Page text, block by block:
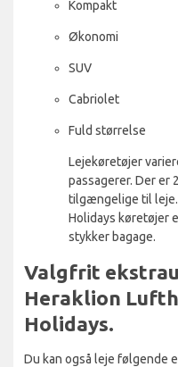
Kompakt
Økonomi
SUV
Cabriolet
Fuld størrelse
Lejekøretøjer
passagerer. Der er
tilgængelige til leje.
Holidays køretøjer
stykker bagage.
Valgfrit
Heraklion
Holidays.
Du kan også leje følgende